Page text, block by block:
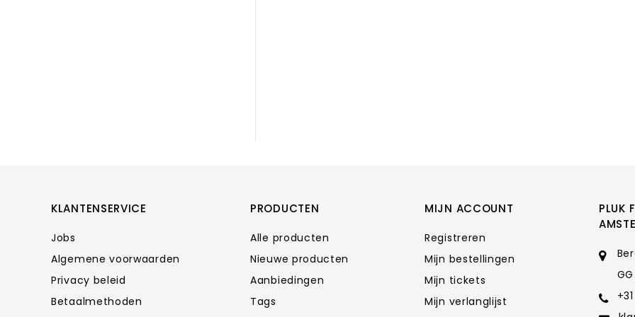
KLANTENSERVICE
Jobs
Algemene voorwaarden
Privacy beleid
Betaalmethoden
PRODUCTEN
Alle producten
Nieuwe producten
Aanbiedingen
Tags
MIJN ACCOUNT
Registreren
Mijn bestellingen
Mijn tickets
Mijn verlanglijst
PLUK